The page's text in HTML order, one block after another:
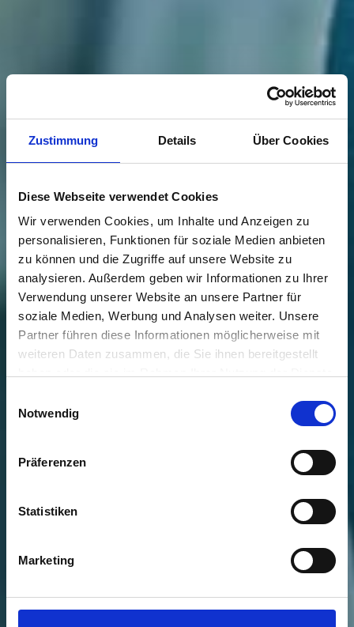
Zustimmung Details Über Cookies
Diese Webseite verwendet Cookies
Wir verwenden Cookies, um Inhalte und Anzeigen zu
personalisieren, Funktionen für soziale Medien anbieten
zu können und die Zugriffe auf unsere Website zu
analysieren. Außerdem geben wir Informationen zu Ihrer
Verwendung unserer Website an unsere Partner für
soziale Medien, Werbung und Analysen weiter. Unsere
Partner führen diese Informationen möglicherweise mit
weiteren Daten zusammen, die Sie ihnen bereitgestellt
Notwendig
Präferenzen
Statistiken
Marketing